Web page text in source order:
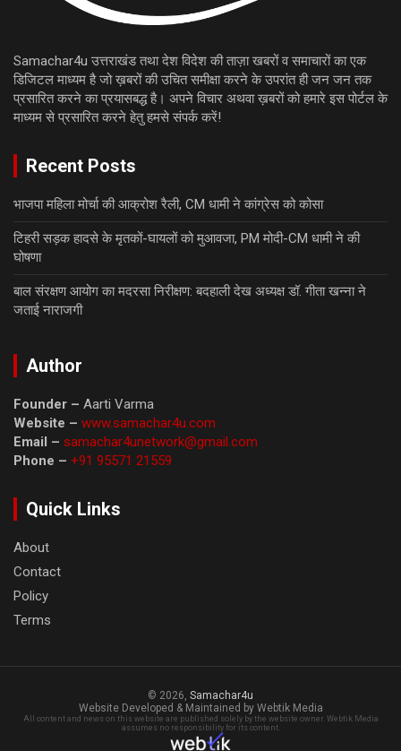
Samachar4u उत्तराखंड तथा देश विदेश की ताज़ा खबरों व समाचारों का एक
डिजिटल माध्यम है जो ख़बरों की उचित समीक्षा करने के उपरांत ही जन जन तक
प्रसारित करने का प्रयासबद्ध है। अपने विचार अथवा ख़बरों को हमारे इस पोर्टल के
माध्यम से प्रसारित करने हेतु हमसे संपर्क करें!
Recent Posts
भाजपा महिला मोर्चा की आक्रोश रैली, CM धामी ने कांग्रेस को कोसा
टिहरी सड़क हादसे के मृतकों-घायलों को मुआवजा, PM मोदी-CM धामी ने की
घोषणा
बाल संरक्षण आयोग का मदरसा निरीक्षण: बदहाली देख अध्यक्ष डॉ. गीता खन्ना ने
जताई नाराजगी
Author
Founder – Aarti Varma
Website – www.samachar4u.com
Email – samachar4unetwork@gmail.com
Phone – +91 95571 21559
Quick Links
About
Contact
Policy
Terms
© 2026, Samachar4u
Website Developed & Maintained by Webtik Media
All content and news on this website are published solely by the website owner. Webtik Media
assumes no responsibility for its content.